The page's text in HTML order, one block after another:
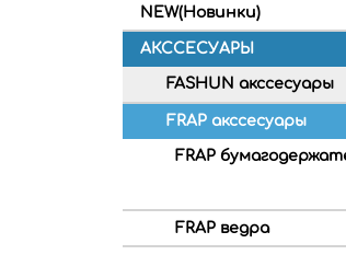
NEW(Новинки)
АКССЕСУАРЫ
FASHUN акссесуары
FRAP акссесуары
FRAP
FRAP ведра